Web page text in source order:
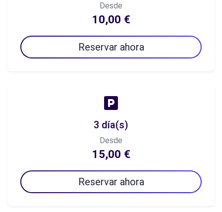
Desde
10,00 €
Reservar ahora
3 día(s)
Desde
15,00 €
Reservar ahora